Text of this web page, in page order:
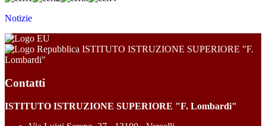
Notizie
ISTITUTO ISTRUZIONE SUPERIORE "F.
Lombardi"
Contatti
ISTITUTO ISTRUZIONE SUPERIORE "F. Lombardi"